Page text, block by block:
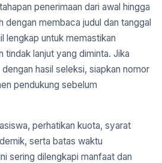
penerimaan dari awal hingga
dengan membaca judul dan tanggal
lengkap untuk memastikan
tindak lanjut yang diminta. Jika
hasil seleksi, siapkan nomor
pendukung sebelum
perhatikan kuota, syarat
serta batas waktu
sering dilengkapi manfaat dan